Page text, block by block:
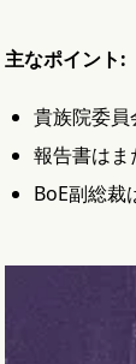
主なポイント:
貴族院委員
報告書はま
BoE副総裁